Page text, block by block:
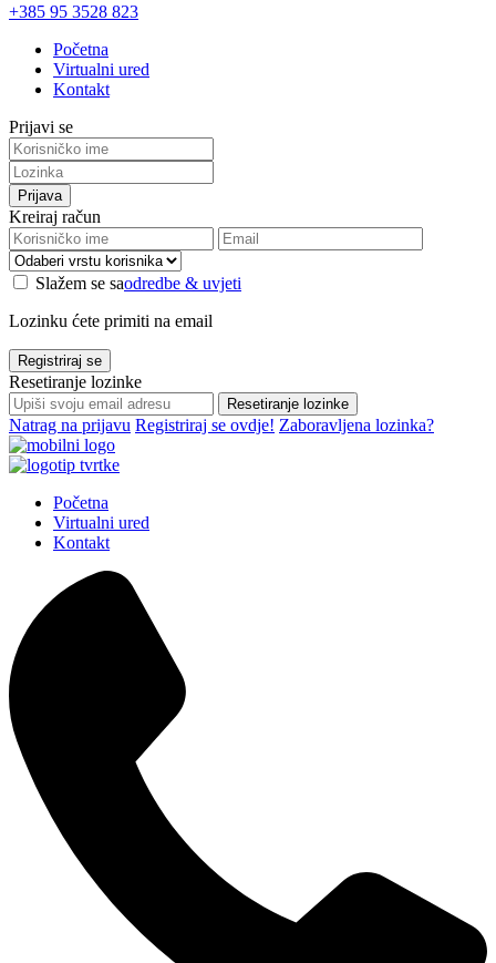
+385 95 3528 823
Početna
Virtualni ured
Kontakt
Prijavi se
Prijava
Kreiraj račun
Slažem se saodredbe & uvjeti
Lozinku ćete primiti na email
Registriraj se
Resetiranje lozinke
Resetiranje lozinke
Natrag na prijavu Registriraj se ovdje! Zaboravljena lozinka?
Početna
Virtualni ured
Kontakt